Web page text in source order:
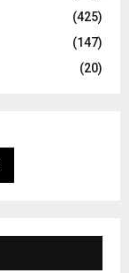
(425)
(147)
(20)